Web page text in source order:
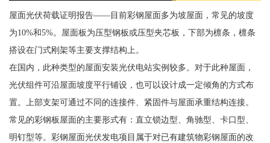
屋面光伏荷载证明报告——目前彩钢屋面多为坡屋面，常见的坡度
为10%和5%。屋面板为压型钢板或压型夹芯板，下部为檩条，檩条
搭设在门式刚架等主要支撑结构上。
在国内，此种类型的屋面安装光伏电站实例较多。对于此种屋面，
光伏组件可沿屋面坡度平行铺设，也可以设计成一定倾角的方式布
置。上部支架可通过不同的连接件、紧固件与屋面承重结构连接。
常见的彩钢板屋面的主要形式有：直立锁边型、角驰型、卡口型、
明钉型等。彩钢屋面光伏发电项目属于对已有建筑物彩钢屋面的改